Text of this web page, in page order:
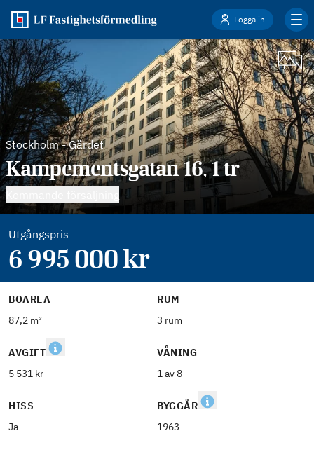
Logga in
Stockholm-Gärdet
Kampementsgatan 16, 1 tr
Utgångspris
6 995 000kr
BOAREA
87,2 m²
RUM
3 rum
AVGIFT
5 531 kr
VÅNING
1 av 8
HISS
Ja
BYGGÅR
1963